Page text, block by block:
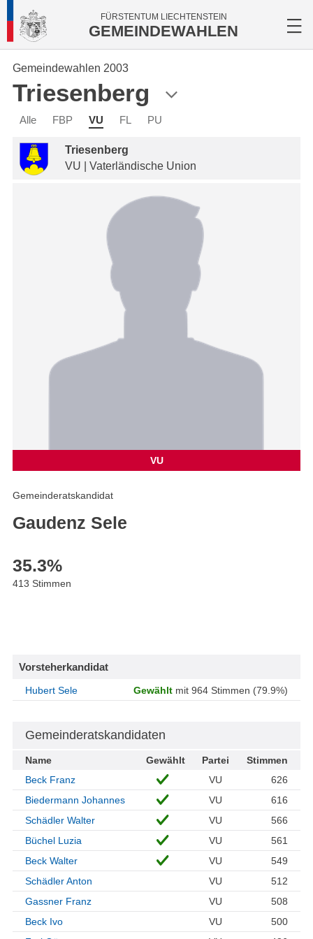
FÜRSTENTUM LIECHTENSTEIN
GEMEINDEWAHLEN
Gemeindewahlen 2003
Triesenberg
Alle FBP VU FL PU
Triesenberg
VU | Vaterländische Union
VU
Gemeinderatskandidat
Gaudenz Sele
35.3%
413 Stimmen
Vorsteherkandidat
Hubert Sele Gewählt mit 964 Stimmen (79.9%)
Gemeinderatskandidaten
Name Gewählt Partei
Stimmen
Beck Franz
VU
626
Biedermann Johannes
VU
616
Schädler Walter
VU
566
Büchel Luzia
VU
561
Beck Walter
VU
549
Schädler Anton
VU
512
Gassner Franz
VU
508
Beck Ivo
VU
500